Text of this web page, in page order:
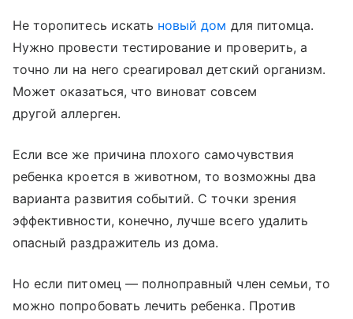
Не торопитесь искать новый дом для питомца.
Нужно провести тестирование и проверить, а
точно ли на него среагировал детский организм.
Может оказаться, что виноват совсем
другой аллерген.
Если все же причина плохого самочувствия
ребенка кроется в животном, то возможны два
варианта развития событий. С точки зрения
эффективности, конечно, лучше всего удалить
опасный раздражитель из дома.
Но если питомец — полноправный член семьи, то
можно попробовать лечить ребенка. Против